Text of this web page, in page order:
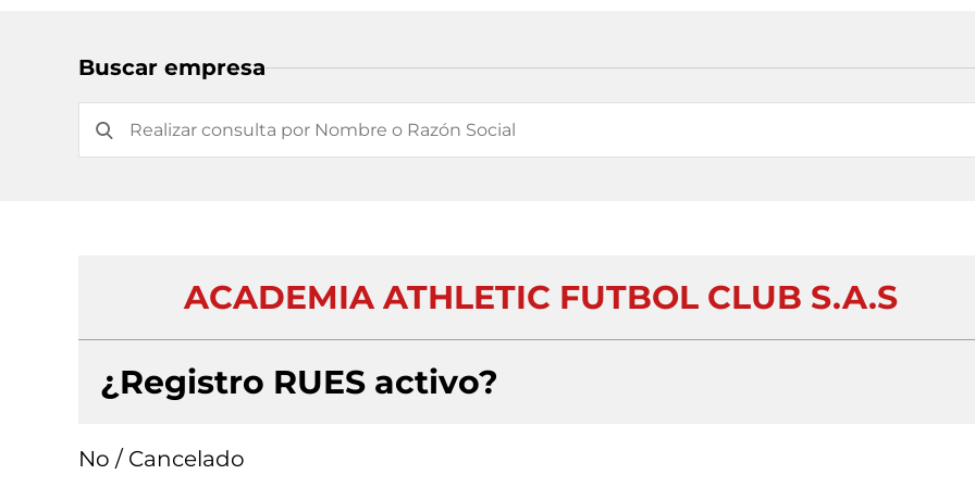
Buscar empresa
ACADEMIA ATHLETIC FUTBOL CLUB S.A.S
¿Registro RUES activo?
No / Cancelado